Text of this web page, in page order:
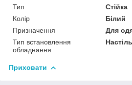
Тип
Стійка
Колір
Білий
Призначення
Для
Тип встановлення
обладнання
Приховати